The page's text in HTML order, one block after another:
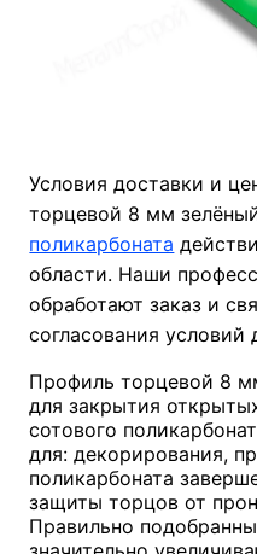
Условия доставки и
торцевой 8 мм
поликарбоната
области. Наши
обработают заказ и
согласования
Профиль торцевой 8
для закрытия
сотового
для: декорирования,
поликарбоната
защиты торцов от
Правильно